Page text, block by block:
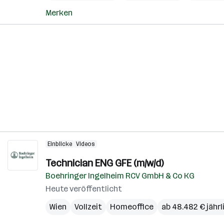
Merken
Einblicke Videos
Technician ENG GFE (m/w/d)
Boehringer Ingelheim RCV GmbH & Co KG
Heute veröffentlicht
Wien
Vollzeit Homeoffice ab 48.482 €